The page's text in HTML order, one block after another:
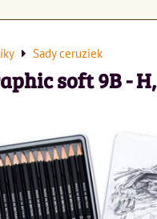
Sady ceruziek
soft 9B -